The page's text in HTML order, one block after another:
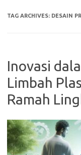
TAG ARCHIVES: DESAIN
Inovasi
Limbah
Ramah